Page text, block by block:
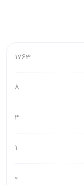
1763
8
3
1
0